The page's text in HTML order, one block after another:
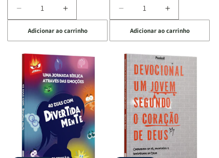
Diminuir
a
quantidade
de
Devocional
Quarto
de
Guerra
Isabelle
S.
Alves
Aumentar
a
quantidade
de
Devocional
Quarto
de
Guerra
|
Isabelle
S.
Alves
Adicionar ao carrinho
Diminuir
a
quantidade
de
Devocional
Café
com
Mulheres
da
Bíblia
Equipe
Teológica
Penkal
Aumentar
a
quantidade
de
Devocional
Café
com
Mulheres
da
Bíblia
|
Equipe
Teológica
Penkal
Adicionar ao carrinho